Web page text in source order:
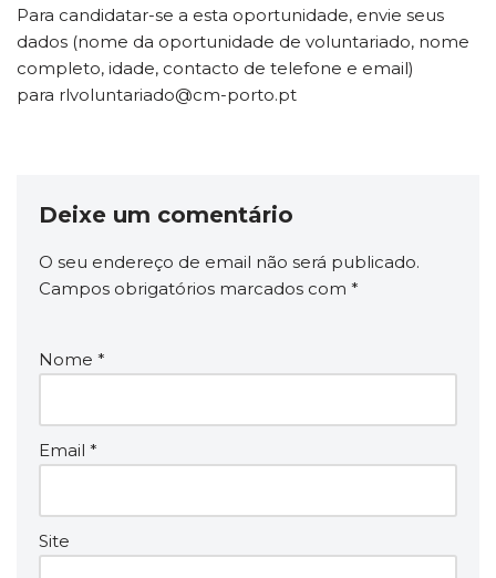
Para candidatar-se a esta oportunidade, envie seus
dados (nome da oportunidade de voluntariado, nome
completo, idade, contacto de telefone e email)
para rlvoluntariado@cm-porto.pt
Deixe um comentário
O seu endereço de email não será publicado.
Campos obrigatórios marcados com *
Nome *
Email *
Site